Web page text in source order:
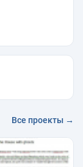
Все проекты →